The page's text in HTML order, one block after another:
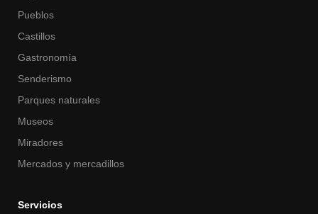
Pueblos
Castillos
Gastronomía
Senderismo
Parques naturales
Museos
Miradores
Mercados y mercadillos
Servicios